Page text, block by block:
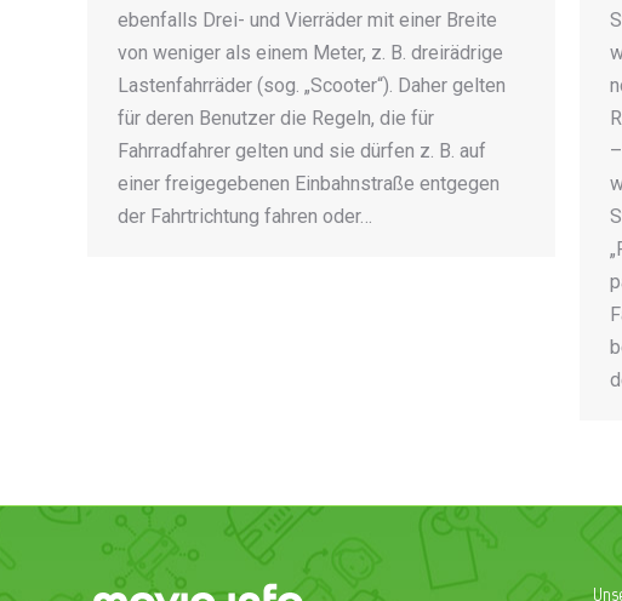
ebenfalls Drei- und Vierräder mit einer Breite
von weniger als einem Meter, z. B. dreirädrige
Lastenfahrräder (sog. „Scooter“). Daher gelten
für deren Benutzer die Regeln, die für
Fahrradfahrer gelten und sie dürfen z. B. auf
einer freigegebenen Einbahnstraße entgegen
der Fahrtrichtung fahren oder…